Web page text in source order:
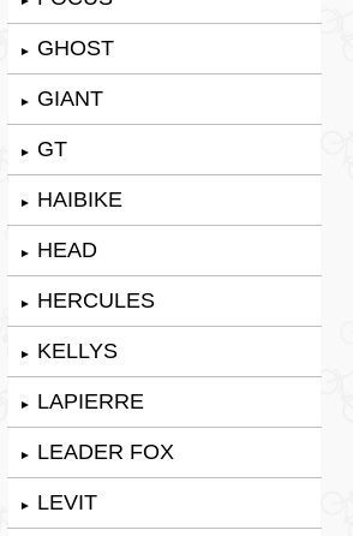
► GHOST
► GIANT
► GT
► HAIBIKE
► HEAD
► HERCULES
► KELLYS
► LAPIERRE
► LEADER FOX
► LEVIT